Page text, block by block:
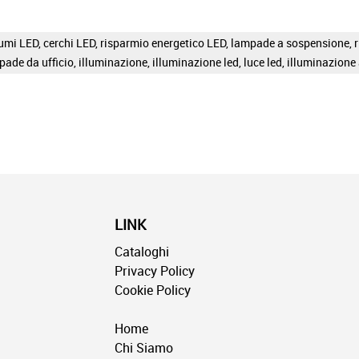
LED,cerchi LED, risparmio energetico LED, lampade a sospensione,
da ufficio, illuminazione, illuminazione led, luce led, illuminazione
LINK
Cataloghi
Privacy Policy
Cookie Policy
Home
Chi Siamo